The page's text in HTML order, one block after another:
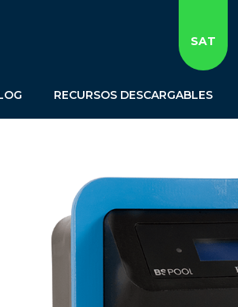
SAT
RECURSOS DESCARGABLES